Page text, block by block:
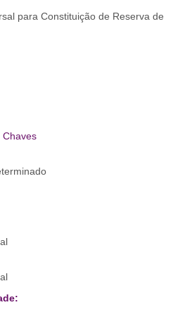
para Constituição de Reserva de
Chaves